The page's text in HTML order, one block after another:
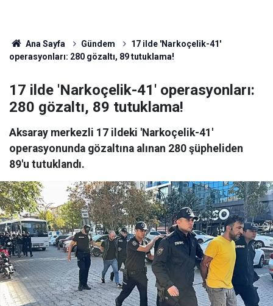
Ana Sayfa Gündem
17 ilde 'Narkoçelik-41'
operasyonları: 280 gözaltı, 89 tutuklama!
17 ilde 'Narkoçelik-41' operasyonları:
280 gözaltı, 89 tutuklama!
Aksaray merkezli 17 ildeki 'Narkoçelik-41'
operasyonunda gözaltına alınan 280 şüpheliden
89'u tutuklandı.